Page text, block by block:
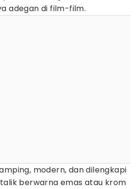
adegan di film-film.
modern, dan dilengkapi
berwarna emas atau krom